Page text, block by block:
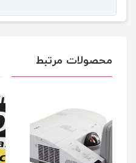
محصولات مرتبط